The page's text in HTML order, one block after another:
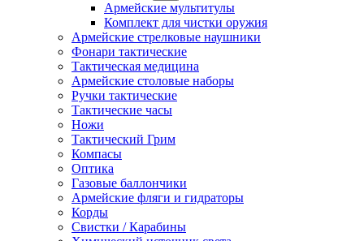
Армейские мультитулы
Комплект для чистки оружия
Армейские стрелковые наушники
Фонари тактические
Тактическая медицина
Армейские столовые наборы
Ручки тактические
Тактические часы
Ножи
Тактический Грим
Компасы
Оптика
Газовые баллончики
Армейские фляги и гидраторы
Корды
Свистки / Карабины